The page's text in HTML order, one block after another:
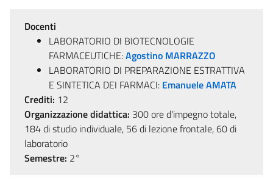
Docenti
LABORATORIO DI BIOTECNOLOGIE
FARMACEUTICHE:Agostino MARRAZZO
LABORATORIO DI PREPARAZIONE ESTRATTIVA
E SINTETICA DEI FARMACI: Emanuele AMATA
Crediti: 12
Organizzazione didattica: 300 ore d'impegno totale,
184 di studio individuale, 56 di lezione frontale, 60 di
laboratorio
Semestre: 2°